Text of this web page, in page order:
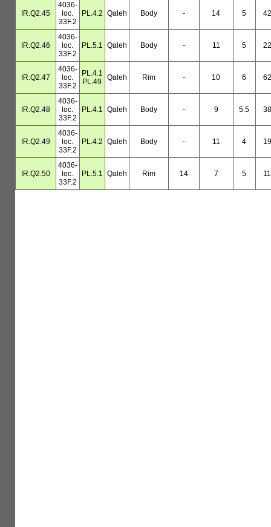
IR.Q2.45
4036-
loc.
33F.2
PL.4.2 Qaleh Body - 14 5 42
IR.Q2.46
4036-
loc.
33F.2
PL.5.1 Qaleh Body - 11 5 22
IR.Q2.47
4036-
loc.
33F.2
PL.4.1
PL.49
Qaleh Rim - 10 6 62
IR.Q2.48
4036-
loc.
33F.2
PL.4.1 Qaleh Body - 9 5.5 38
IR.Q2.49
4036-
loc.
33F.2
PL.4.2 Qaleh Body - 11 4 19
IR.Q2.50
4036-
loc.
33F.2
PL.5.1 Qaleh Rim 14 7 5 11